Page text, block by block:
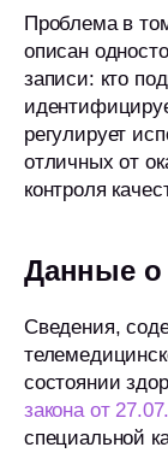
Проблема в
описан
записи: кто
регулирует
отличных от
контроля
Данные о
Сведения,
состоянии
закона от
специальной